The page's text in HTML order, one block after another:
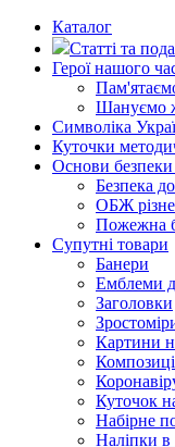
Каталог
Статті та
Герої нашого
Шануємо
Символіка
Куточки
Основи безпеки
Безпека
ОБЖ різне
Пожежна
Супутні товари
Банери
Емблеми
Заголовки
Картини
Куточок
Набірне
Наліпки в